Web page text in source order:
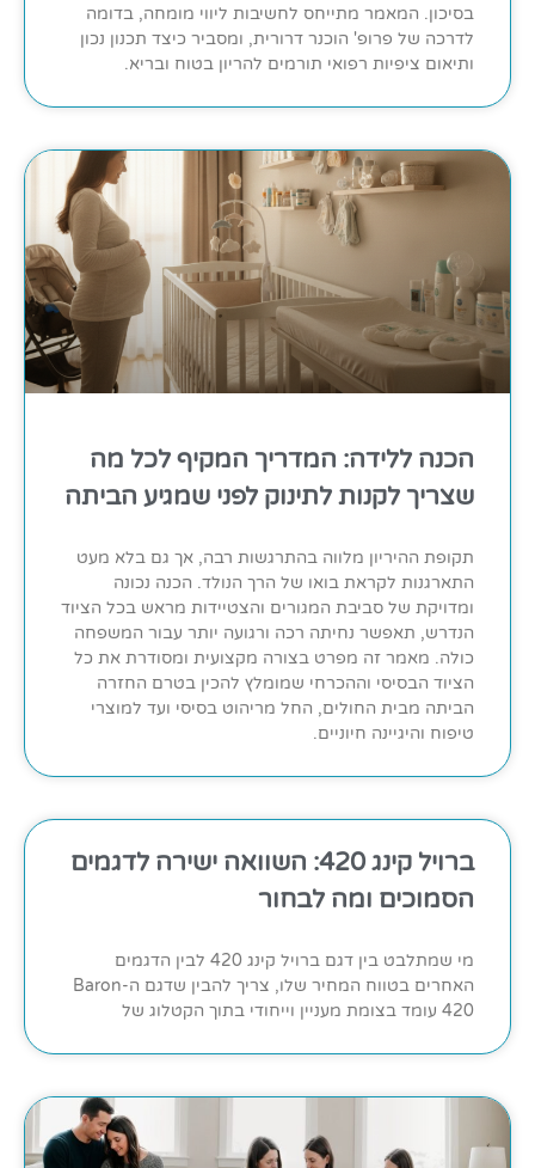
בסיכון. המאמר מתייחס לחשיבות ליווי מומחה, בדומה
לדרכה של פרופ' הוכנר דרורית, ומסביר כיצד תכנון נכון
ותיאום ציפיות רפואי תורמים להריון בטוח ובריא.
הכנה ללידה: המדריך המקיף לכל מה
שצריך לקנות לתינוק לפני שמגיע הביתה
תקופת ההיריון מלווה בהתרגשות רבה, אך גם בלא מעט
התארגנות לקראת בואו של הרך הנולד. הכנה נכונה
ומדויקת של סביבת המגורים והצטיידות מראש בכל הציוד
הנדרש, תאפשר נחיתה רכה ורגועה יותר עבור המשפחה
כולה. מאמר זה מפרט בצורה מקצועית ומסודרת את כל
הציוד הבסיסי וההכרחי שמומלץ להכין בטרם החזרה
הביתה מבית החולים, החל מריהוט בסיסי ועד למוצרי
טיפוח והיגיינה חיוניים.
ברויל קינג 420: השוואה ישירה לדגמים
הסמוכים ומה לבחור
מי שמתלבט בין דגם ברויל קינג 420 לבין הדגמים
האחרים בטווח המחיר שלו, צריך להבין שדגם ה-Baron
420 עומד בצומת מעניין וייחודי בתוך הקטלוג של